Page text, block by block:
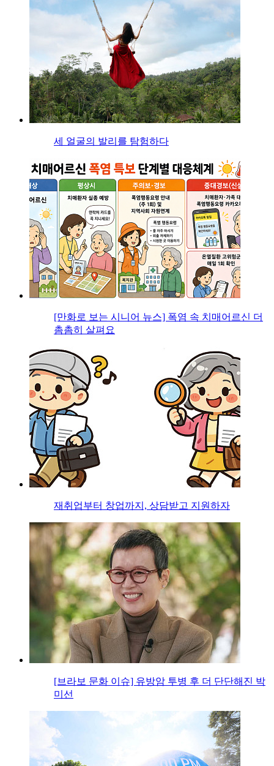
세 얼굴의 발리를 탐험하다
[만화로 보는 시니어 뉴스] 폭염 속 치매어르신 더
촘촘히 살펴요
재취업부터 창업까지, 상담받고 지원하자
[브라보 문화 이슈] 유방암 투병 후 더 단단해진 박
미선